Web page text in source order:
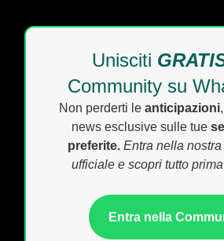
Unisciti
Community su
Non perderti le anticipazioni
news esclusive sulle tue
preferite. Entra nella
ufficiale e scopri tutto
Entra nella